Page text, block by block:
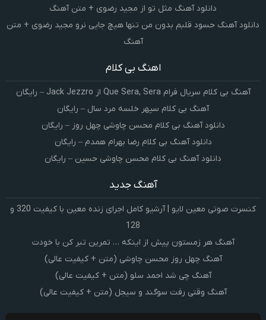
دانلود آهنگ مثل تو از مجید رضوی + متن آهنگ
دانلود آهنگ حسود قلبم بدون من تنها هیچ جایی نرو مجید رضوی + متن
آهنگ
اهنگ بی کلام
آهنگ بی کلام سریال فرام Que Sera, Sera از Jack Jezzro – رایگان
آهنگ بی کلام سپهر خلسه مرد سال – رایگان
دانلود آهنگ بی کلام محسن چاوشی چهل روز – رایگان
دانلود آهنگ بی کلام رضا بهرام همدم – رایگان
دانلود آهنگ بی کلام محسن چاوشی حسین – رایگان
آهنگ جدید
کنسرت صوتی معین لایو | آرشیو کامل اجرای زنده معین با کیفیت 320 و
128
آهنگ هر زمستون پیش از اینکه … تمرین تبر کن با خودت
آهنگ چهل روز محسن چاوشی (متن + کیفیت عالی)
آهنگ چی شد احمد سلو (متن + کیفیت عالی)
آهنگ وقتی رفت سوگند و سیجل (متن + کیفیت عالی)